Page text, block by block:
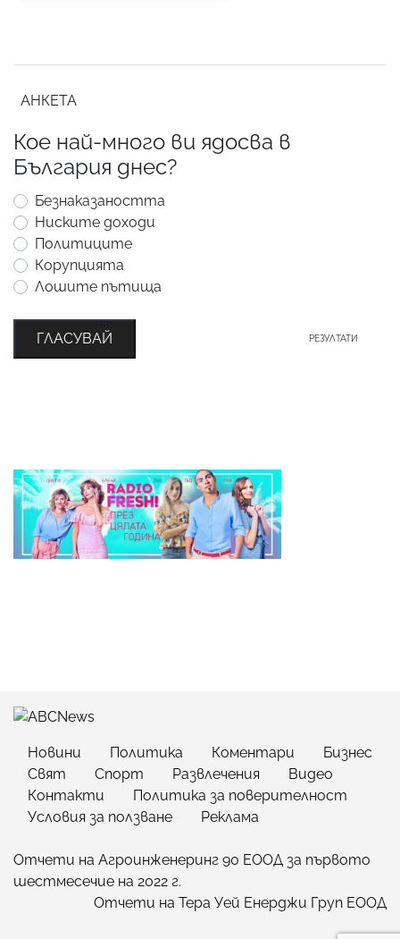
АНКЕТА
Кое най-много ви ядосва в
България днес?
Безнаказаността
Ниските доходи
Политиците
Корупцията
Лошите пътища
ГЛАСУВАЙ РЕЗУЛТАТИ
Новини Политика Коментари
Бизнес
Свят
Спорт Развлечения
Видео
Контакти
Политика за поверителност
Условия за ползване
Реклама
Отчети на Агроинженеринг 90 ЕООД за първото
шестмесечие на 2022 г.
Отчети на Тера Уей Енерджи Груп ЕООД